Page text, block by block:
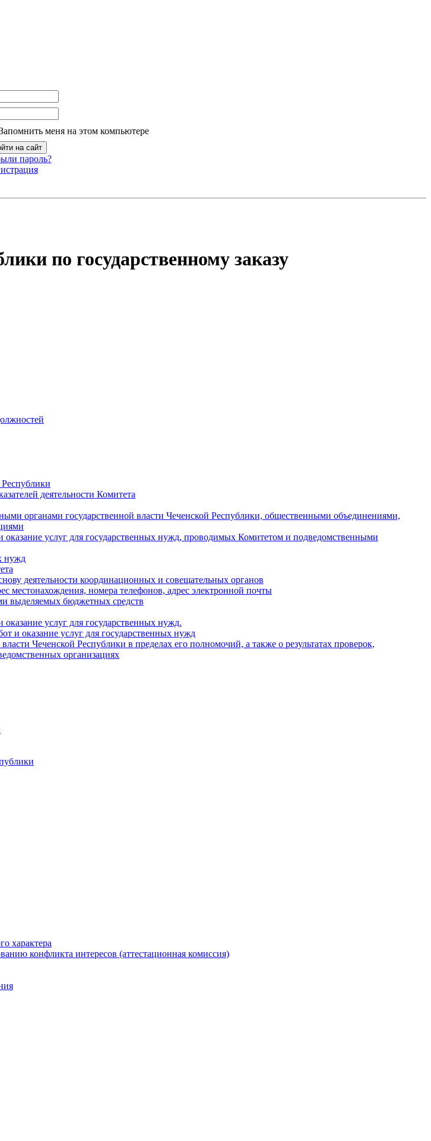
меня на этом компьютере
пароль?
по государственному заказу
деятельности Комитета
органами государственной власти Чеченской Республики, общественными объединениями,
услуг для государственных нужд, проводимых Комитетом и подведомственными
нужд
деятельности координационных и совещательных органов
местонахождения, номера телефонов, адрес электронной почты
выделяемых бюджетных средств
услуг для государственных нужд.
и оказание услуг для государственных нужд
Чеченской Республики в пределах его полномочий, а также о результатах проверок,
организациях
характера
конфликта интересов (аттестационная комиссия)